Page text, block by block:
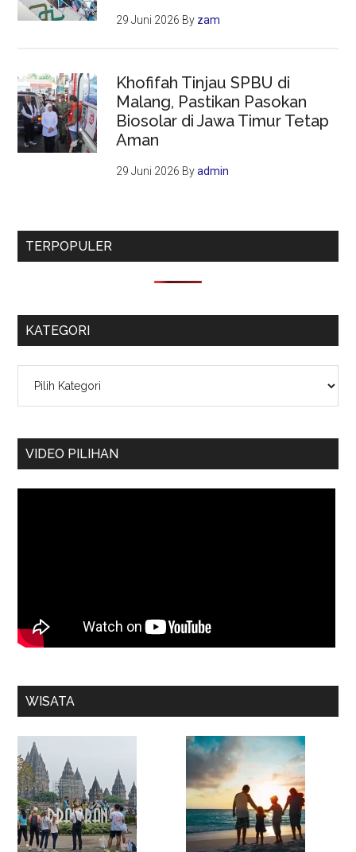
29 Juni 2026 By zam
Khofifah Tinjau SPBU di
Malang, Pastikan Pasokan
Biosolar di Jawa Timur Tetap
Aman
29 Juni 2026 Byadmin
TERPOPULER
KATEGORI
VIDEO PILIHAN
WISATA